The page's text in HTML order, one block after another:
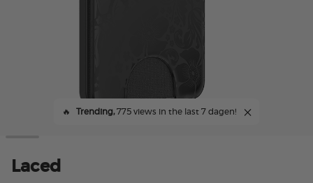
🔥 Trending,775 views in the last 7 dagen!
Laced